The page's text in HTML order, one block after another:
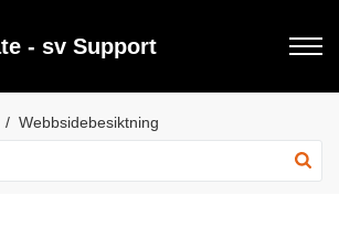
- sv Support
Webbsidebesiktning